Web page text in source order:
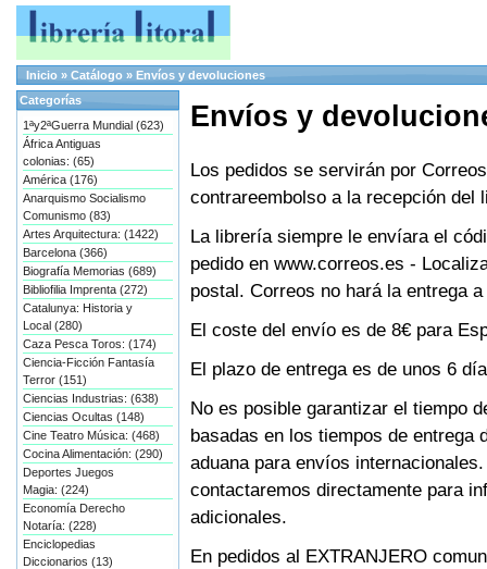
Inicio » Catálogo » Envíos y devoluciones
Envíos y
Los pedidos se servirán por
contrareembolso a la recepción del
La librería siempre le envíara el
pedido en www.correos.es -
postal. Correos no hará la entrega
El coste del envío es de 8€ para
El plazo de entrega es de unos 6
No es posible garantizar el tiempo
basadas en los tiempos de
aduana para envíos
contactaremos directamente para
adicionales.
En pedidos al EXTRANJERO
Categorías
1ªy2ªGuerra Mundial (623)
África Antiguas
colonias: (65)
América (176)
Anarquismo Socialismo
Comunismo (83)
Artes Arquitectura: (1422)
Barcelona (366)
Biografía Memorias (689)
Bibliofilia Imprenta (272)
Catalunya: Historia y
Local (280)
Caza Pesca Toros: (174)
Ciencia-Ficción Fantasía
Terror (151)
Ciencias Industrias: (638)
Ciencias Ocultas (148)
Cine Teatro Música: (468)
Cocina Alimentación: (290)
Deportes Juegos
Magia: (224)
Economía Derecho
Notaría: (228)
Enciclopedias
Diccionarios (13)